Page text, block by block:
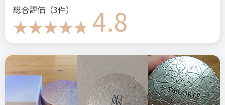
コメント（0 件）
総合評価（3件） 4.8